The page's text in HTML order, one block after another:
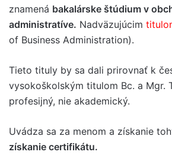
znamená bakalárske štúdium v
administratíve. Nadväzujúcim
of Business Administration).
Tieto tituly by sa dali prirovnať k
vysokoškolským titulom Bc. a Mgr.
profesijný, nie akademický.
Uvádza sa za menom a získanie
získanie certifikátu.